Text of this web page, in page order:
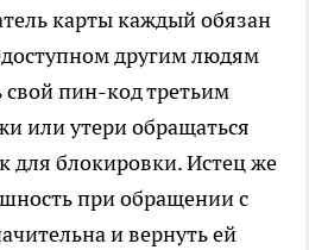
карты каждый обязан
другим людям
свой пин-код третьим
или утери обращаться
для блокировки. Истец же
при обращении с
и вернуть ей